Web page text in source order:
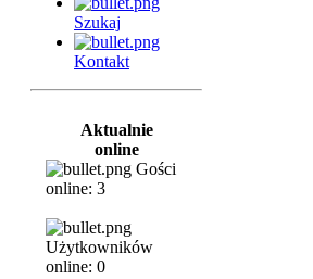
Szukaj
Kontakt
Aktualnie
online
Gości
online: 3
Użytkowników
online: 0